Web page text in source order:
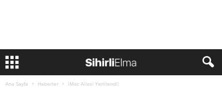
Ana Sayfa Haberler iMac Ailesi Yenilendi!